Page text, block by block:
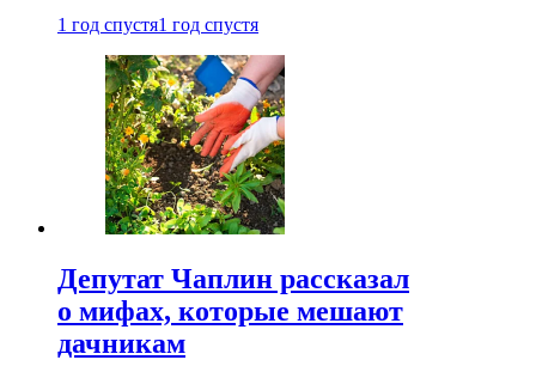
1 год спустя1 год спустя
Депутат Чаплин рассказал
о мифах, которые мешают
дачникам